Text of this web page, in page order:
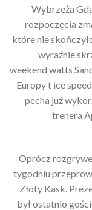
Wybrzeża
rozpoczęcia
które nie
wyraźnie
weekend watts
Europy t ice
pecha już
trenera
Oprócz
tygodniu
Złoty Kask.
był ostatnio